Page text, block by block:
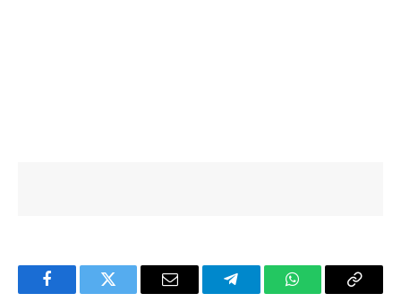
FacebookTwitter Email TelegramWhatsAppCopy